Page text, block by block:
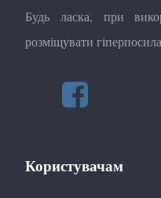
Будь ласка, при
розміщувати
Користувачам